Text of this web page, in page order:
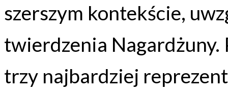
szerszym kontekście,
twierdzenia
trzy najbardziej